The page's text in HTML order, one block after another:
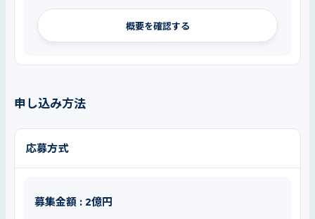
概要を確認する
申し込み方法
応募方式
募集金額 : 2億円